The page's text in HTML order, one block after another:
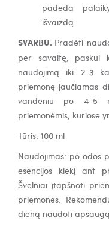
padeda
išvaizdą.
SVARBU. Pradėti
per savaitę, paskui
naudojimą iki 2-3
priemonę jaučiamas
vandeniu po 4-5
priemonėmis, kuriose
Tūris: 100 ml
Naudojimas: po odos
esencijos kiekį ant
Švelniai įtapšnoti
priemones.
dieną naudoti apsaugą